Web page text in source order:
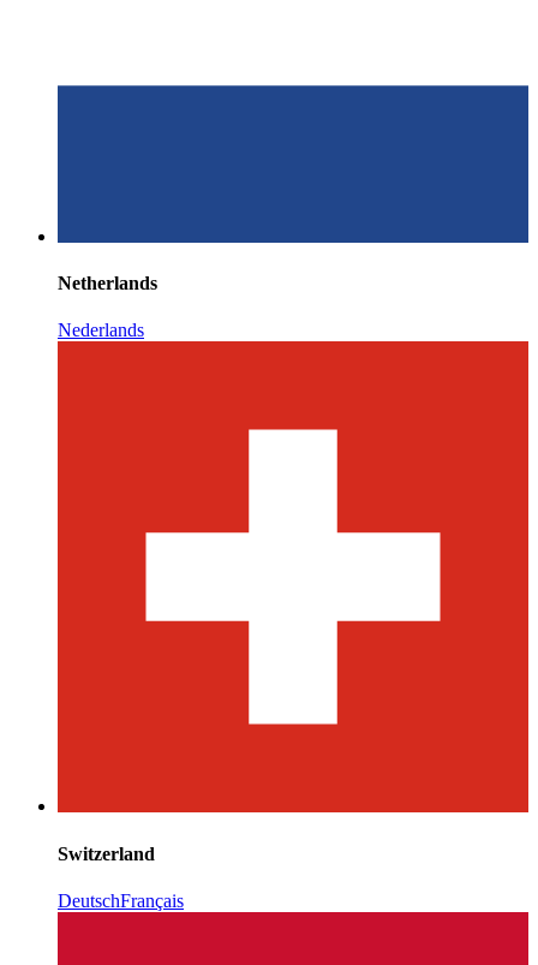
Netherlands
Nederlands
Switzerland
DeutschFrançais